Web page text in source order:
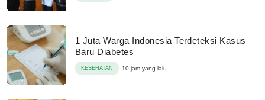
1 Juta Warga Indonesia Terdeteksi Kasus
Baru Diabetes
KESEHATAN 10 jam yang lalu